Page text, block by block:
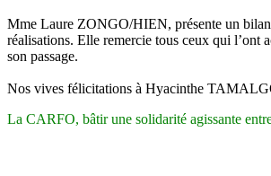
Mme Laure ZONGO/HIEN, présente un
réalisations. Elle remercie tous ceux qui l’ont
son passage.
Nos vives félicitations à Hyacinthe
La CARFO, bâtir une solidarité agissante